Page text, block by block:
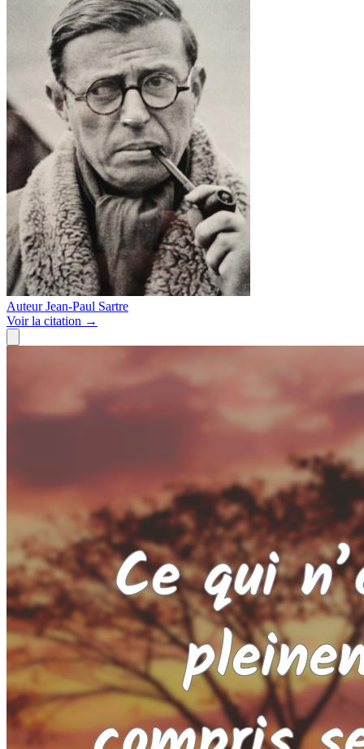
Auteur Jean-Paul Sartre
Voirla citation →